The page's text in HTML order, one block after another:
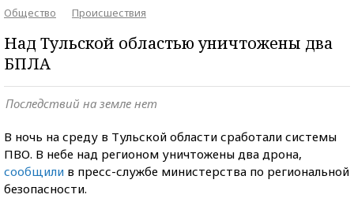
Общество
Происшествия
Над Тульской областью уничтожены два
БПЛА
Последствий на земле нет
В ночь на среду в Тульской области сработали системы
ПВО. В небе над регионом уничтожены два дрона,
сообщили в пресс-службе министерства по региональной
безопасности.